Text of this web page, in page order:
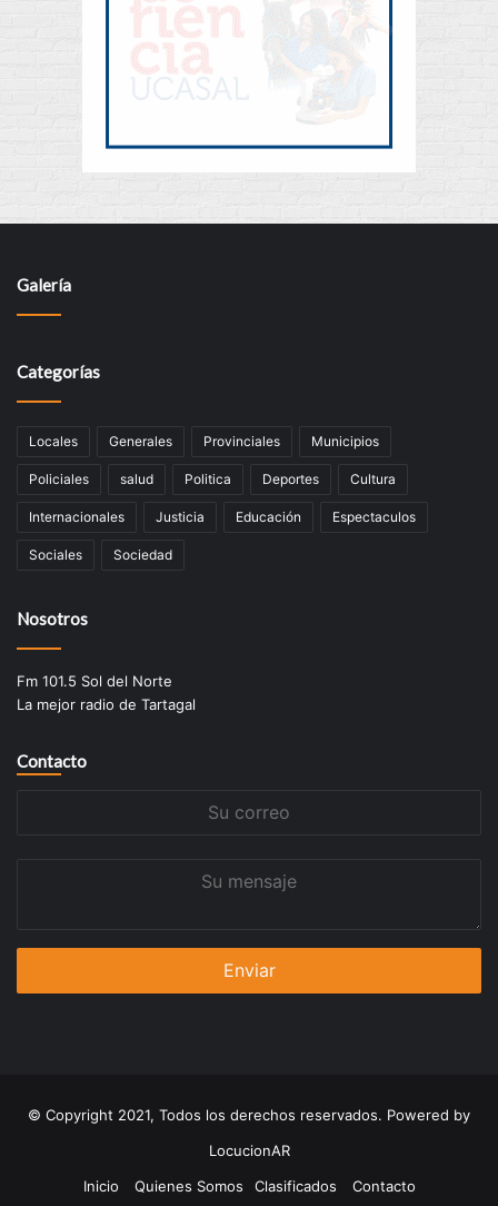
Galería
Categorías
Locales Generales Provinciales Municipios
Policiales salud Politica Deportes Cultura
Internacionales Justicia Educación Espectaculos
Sociales Sociedad
Nosotros
Fm 101.5 Sol del Norte
La mejor radio de Tartagal
Contacto
© Copyright 2021, Todos los derechos reservados. Powered by
LocucionAR
Inicio
Quienes Somos Clasificados Contacto